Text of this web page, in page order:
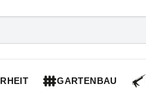
GARTENBAU